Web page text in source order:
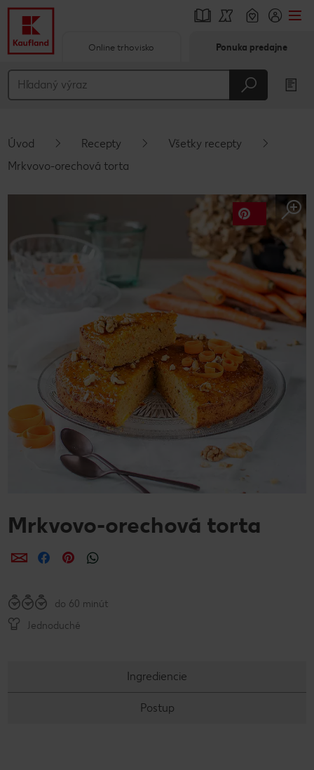
Hlavný obsah
Vyskakovací bočný panel
Online trhovisko Ponuka predajne
Úvod Recepty
Všetky recepty
Mrkvovo-orechová torta
Mrkvovo-orechová torta
ZdieľaťZdieľaťZdieľať
do 60 minút
Jednoduché
Ingrediencie
Postup